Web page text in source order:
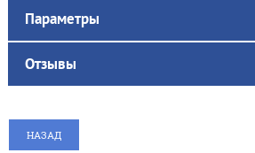
Параметры
Отзывы
НАЗАД